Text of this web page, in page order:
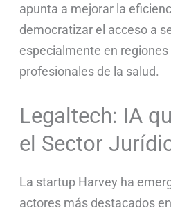
apunta a mejorar la
democratizar el acceso a
especialmente en
profesionales de la salud.
Legaltech: IA
el Sector
La startup Harvey ha
actores más destacados